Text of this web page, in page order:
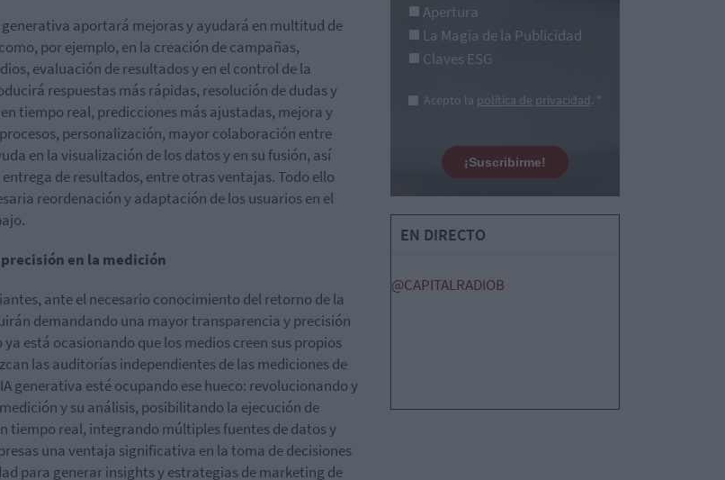
generativa aportará mejoras y ayudará en multitud de
por ejemplo, en la creación de campañas,
evaluación de resultados y en el control de la
respuestas más rápidas, resolución de dudas y
tiempo real, predicciones más ajustadas, mejora y
personalización, mayor colaboración entre
en la visualización de los datos y en su fusión, así
de resultados, entre otras ventajas. Todo ello
reordenación y adaptación de los usuarios en el
en la medición
ante el necesario conocimiento del retorno de la
demandando una mayor transparencia y precisión
ya está ocasionando que los medios creen sus propios
las auditorías independientes de las mediciones de
generativa esté ocupando ese hueco: revolucionando y
y su análisis, posibilitando la ejecución de
tiempo real, integrando múltiples fuentes de datos y
una ventaja significativa en la toma de decisiones
para generar insights y estrategias de marketing de
Apertura
La Magia de la Publicidad
Claves ESG
Acepto la política de privacidad. *
¡Suscribirme!
EN DIRECTO
@CAPITALRADIOB